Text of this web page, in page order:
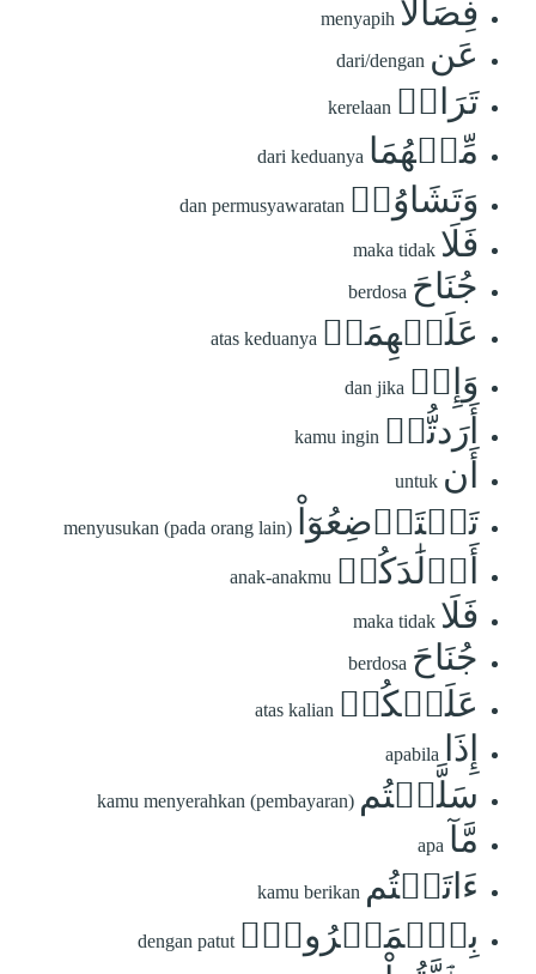
فِصَالًا menyapih
عَن dari/dengan
تَرَاضٖ kerelaan
مِّنۡهُمَا dari keduanya
وَتَشَاوُرٖ dan permusyawaratan
فَلَا maka tidak
جُنَاحَ berdosa
عَلَيۡهِمَاۗ atas keduanya
وَإِنۡ dan jika
أَرَدتُّمۡ kamu ingin
أَن untuk
تَسۡتَرۡضِعُوٓاْ menyusukan (pada orang lain)
أَوۡلَٰدَكُمۡ anak-anakmu
فَلَا maka tidak
جُنَاحَ berdosa
عَلَيۡكُمۡ atas kalian
إِذَا apabila
سَلَّمۡتُم kamu menyerahkan (pembayaran)
مَّآ apa
ءَاتَيۡتُم kamu berikan
بِٱلۡمَعۡرُوفِۗ dengan patut